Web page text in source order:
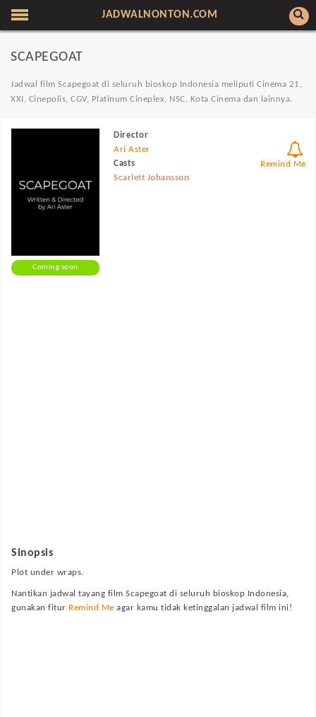
JADWALNONTON.COM
SCAPEGOAT
Jadwal film Scapegoat di seluruh bioskop Indonesia meliputi Cinema 21,
XXI, Cinepolis, CGV, Platinum Cineplex, NSC, Kota Cinema dan lainnya.
Coming soon
Director
Ari Aster
Casts
Scarlett Johansson
Remind Me
Sinopsis
Plot under wraps.
Nantikan jadwal tayang film Scapegoat di seluruh bioskop Indonesia,
gunakan fitur Remind Me agar kamu tidak ketinggalan jadwal film ini!